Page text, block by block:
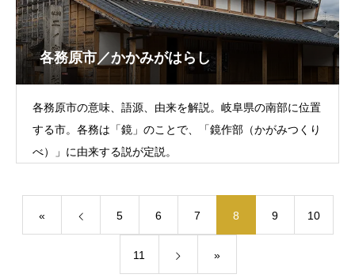
各務原市／かかみがはらし
各務原市の意味、語源、由来を解説。岐阜県の南部に位置
する市。各務は「鏡」のことで、「鏡作部（かがみつくり
べ）」に由来する説が定説。
« 5 6 7 8 9 10
11 »